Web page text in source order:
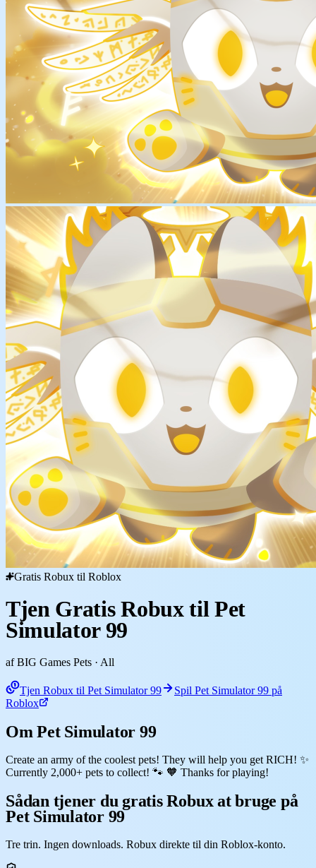
Gratis Robux til Roblox
Tjen Gratis Robux til Pet
Simulator 99
af BIG Games Pets · All
Tjen Robux til Pet Simulator 99
Spil Pet Simulator 99 på
Roblox
Om Pet Simulator 99
Create an army of the coolest pets! They will help you get RICH! ✨
Currently 2,000+ pets to collect! 🐾 🧡 Thanks for playing!
Sådan tjener du gratis Robux at bruge på
Pet Simulator 99
Tre trin. Ingen downloads. Robux direkte til din Roblox-konto.